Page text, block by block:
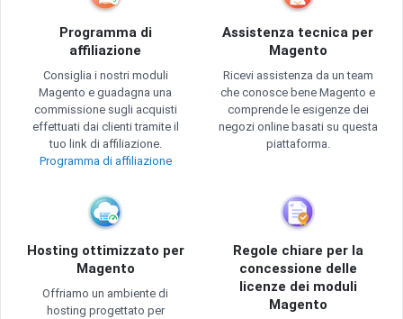
Programma di
affiliazione
Consiglia i nostri moduli
Magento e guadagna una
commissione sugli acquisti
effettuati dai clienti tramite il
tuo link di affiliazione.
Programma di affiliazione
Assistenza tecnica per
Magento
Ricevi assistenza da un team
che conosce bene Magento e
comprende le esigenze dei
negozi online basati su questa
piattaforma.
Hosting ottimizzato per
Magento
Offriamo un ambiente di
hosting progettato per
Regole chiare per la
concessione delle
licenze dei moduli
Magento